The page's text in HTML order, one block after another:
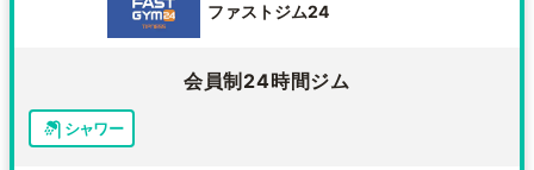
ファストジム24
会員制24時間ジム
シャワー